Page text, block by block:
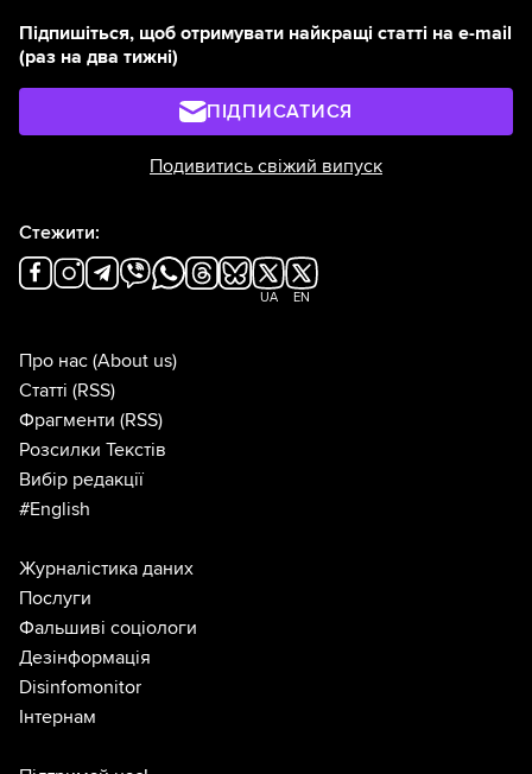
Підпишіться, щоб отримувати найкращі статті на e-mail
(раз на два тижні)
ПІДПИСАТИСЯ
Подивитись свіжий випуск
Стежити:
UA EN
Про нас (About us)
Статті (RSS)
Фрагменти (RSS)
Розсилки Текстів
Вибір редакції
#English
Журналістика даних
Послуги
Фальшиві соціологи
Дезінформація
Disinfomonitor
Інтернам